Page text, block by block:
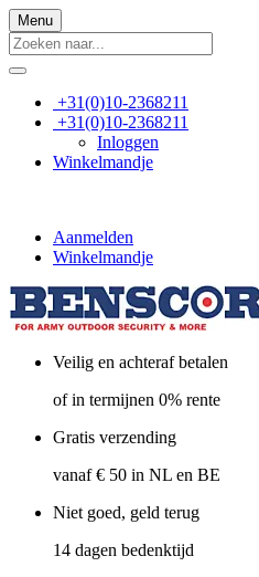
Menu
+31(0)10-2368211
+31(0)10-2368211
Inloggen
Winkelmandje
Aanmelden
Winkelmandje
Veilig en achteraf betalen
of in termijnen 0% rente
Gratis verzending
vanaf € 50 in NL en BE
Niet goed, geld terug
14 dagen bedenktijd